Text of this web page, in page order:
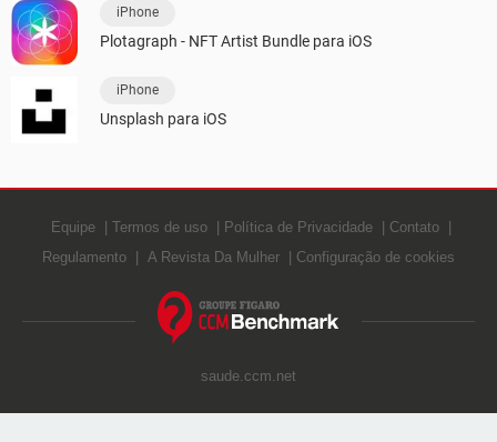
iPhone
Plotagraph - NFT Artist Bundle para iOS
iPhone
Unsplash para iOS
Equipe Termos de uso Política de Privacidade
Contato
Regulamento
A Revista Da Mulher Configuração de cookies
saude.ccm.net